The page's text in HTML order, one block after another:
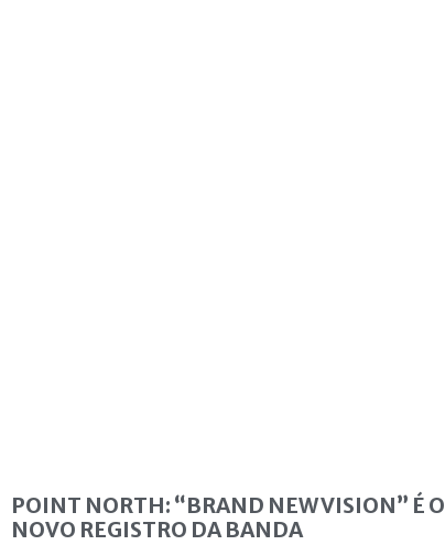
POINT NORTH: “BRAND NEW VISION” É O
NOVO REGISTRO DA BANDA